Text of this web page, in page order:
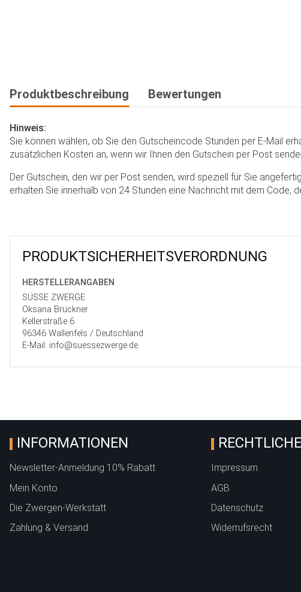
Produktbeschreibung Bewertungen
Hinweis:
Sie können wählen, ob Sie den Gutscheincode Stunden per E-Mail
zusätzlichen Kosten an, wenn wir Ihnen den Gutschein per Post
Der Gutschein, den wir per Post senden, wird speziell für Sie
erhalten Sie innerhalb von 24 Stunden eine Nachricht mit dem Code,
PRODUKT­SICHER­HEITS­VER­ORD­NUNG
HERSTELLER­ANGABEN
SÜSSE ZWERGE
Oksana Brückner
Kellerstraße 6
96346 Wallenfels / Deutschland
E-Mail: info@suessezwerge.de
INFORMATIONEN
Newsletter-Anmeldung 10% Rabatt
Mein Konto
Die Zwergen-Werkstatt
Zahlung & Versand
Impressum
AGB
Datenschutz
Widerrufsrecht